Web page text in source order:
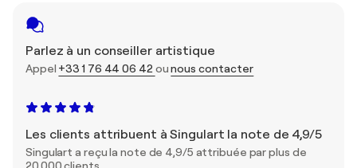
Parlez à un conseiller artistique
Appel +33 1 76 44 06 42 ounous contacter
Les clients attribuent à Singulart la note de 4,9/5
Singulart a reçu la note de 4,9/5 attribuée par plus de